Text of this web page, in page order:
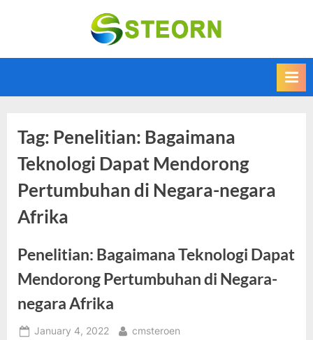
Informasi
Terkini dan
Informasi teknologi
terbaru dan
Tag: Penelitian: Bagaimana
Teknologi Dapat Mendorong
Pertumbuhan di Negara-negara
Afrika
Penelitian: Bagaimana Teknologi Dapat
Mendorong Pertumbuhan di Negara-
negara Afrika
Posted
January 4, 2022 By
cmsteroen